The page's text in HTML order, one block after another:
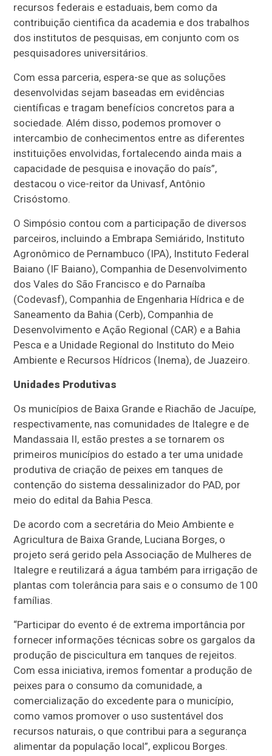
recursos federais e estaduais, bem como da
contribuição cientifica da academia e dos trabalhos
dos institutos de pesquisas, em conjunto com os
pesquisadores universitários.
Com essa parceria, espera-se que as soluções
desenvolvidas sejam baseadas em evidências
científicas e tragam benefícios concretos para a
sociedade. Além disso, podemos promover o
intercambio de conhecimentos entre as diferentes
instituições envolvidas, fortalecendo ainda mais a
capacidade de pesquisa e inovação do país”,
destacou o vice-reitor da Univasf, Antônio
Crisóstomo.
O Simpósio contou com a participação de diversos
parceiros, incluindo a Embrapa Semiárido, Instituto
Agronômico de Pernambuco (IPA), Instituto Federal
Baiano (IF Baiano), Companhia de Desenvolvimento
dos Vales do São Francisco e do Parnaíba
(Codevasf), Companhia de Engenharia Hídrica e de
Saneamento da Bahia (Cerb), Companhia de
Desenvolvimento e Ação Regional (CAR) e a Bahia
Pesca e a Unidade Regional do Instituto do Meio
Ambiente e Recursos Hídricos (Inema), de Juazeiro.
Unidades Produtivas
Os municípios de Baixa Grande e Riachão de Jacuípe,
respectivamente, nas comunidades de Italegre e de
Mandassaia II, estão prestes a se tornarem os
primeiros municípios do estado a ter uma unidade
produtiva de criação de peixes em tanques de
contenção do sistema dessalinizador do PAD, por
meio do edital da Bahia Pesca.
De acordo com a secretária do Meio Ambiente e
Agricultura de Baixa Grande, Luciana Borges, o
projeto será gerido pela Associação de Mulheres de
Italegre e reutilizará a água também para irrigação de
plantas com tolerância para sais e o consumo de 100
famílias.
“Participar do evento é de extrema importância por
fornecer informações técnicas sobre os gargalos da
produção de piscicultura em tanques de rejeitos.
Com essa iniciativa, iremos fomentar a produção de
peixes para o consumo da comunidade, a
comercialização do excedente para o município,
como vamos promover o uso sustentável dos
recursos naturais, o que contribui para a segurança
alimentar da população local”, explicou Borges.